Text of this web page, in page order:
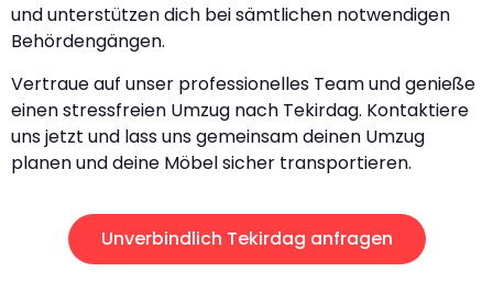
und unterstützen dich bei sämtlichen notwendigen
Behördengängen.
Vertraue auf unser professionelles Team und genieße
einen stressfreien Umzug nach Tekirdag. Kontaktiere
uns jetzt und lass uns gemeinsam deinen Umzug
planen und deine Möbel sicher transportieren.
Unverbindlich Tekirdag anfragen